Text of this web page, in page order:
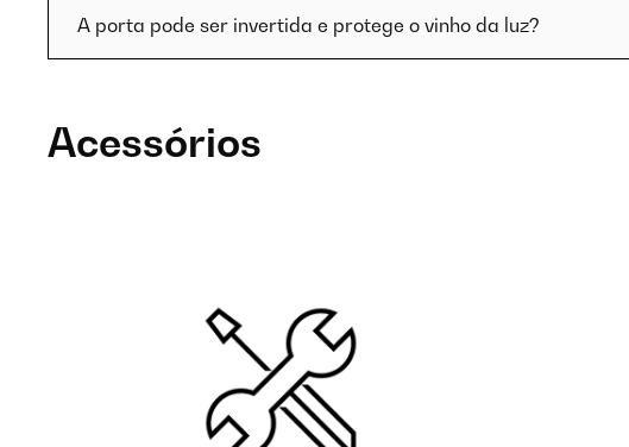
A porta pode ser invertida e protege o vinho da luz?
Acessórios